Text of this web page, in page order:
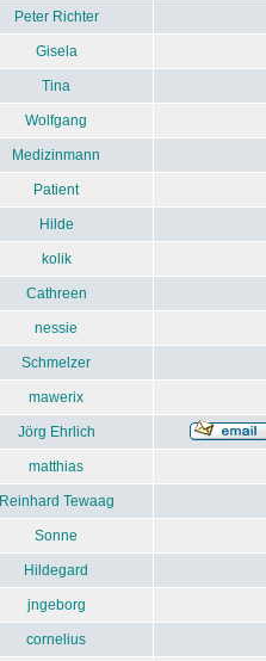
Peter Richter
Gisela
Tina
Wolfgang
Medizinmann
Patient
Hilde
kolik
Cathreen
nessie
Schmelzer
mawerix
Jörg Ehrlich
matthias
Reinhard Tewaag
Sonne
Hildegard
jngeborg
cornelius